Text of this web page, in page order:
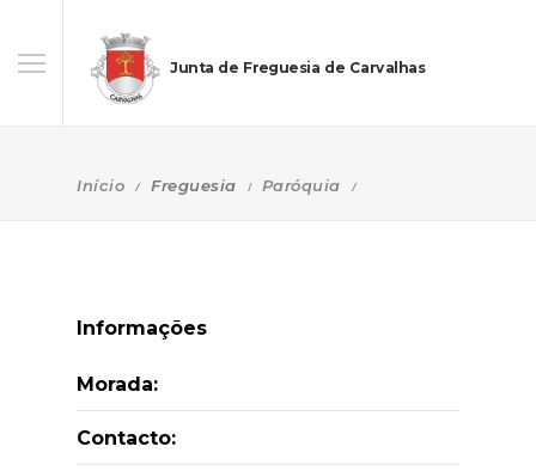
Junta de Freguesia de Carvalhas
Início Freguesia Paróquia
Informações
Morada:
Contacto: